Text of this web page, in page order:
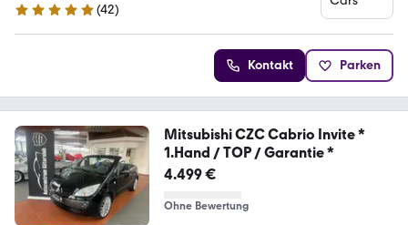
5 Sterne
(42)
Kontakt Parken
Mitsubishi CZC Cabrio Invite *
1.Hand / TOP / Garantie *
4.499 €
Ohne Bewertung